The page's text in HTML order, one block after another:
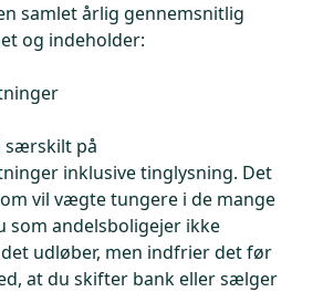
samlet årlig gennemsnitlig
og indeholder:
særskilt på
inklusive tinglysning. Det
vil vægte tungere i de mange
som andelsboligejer ikke
udløber, men indfrier det før
at du skifter bank eller sælger